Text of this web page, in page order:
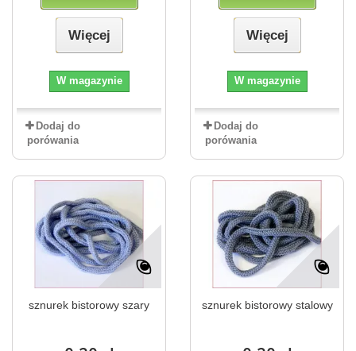
Więcej
W magazynie
Dodaj do
porówania
Więcej
W magazynie
Dodaj do
porówania
sznurek bistorowy szary sznurek bistorowy stalowy